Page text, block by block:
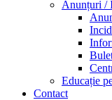
Anunțuri /
Educație
Contact